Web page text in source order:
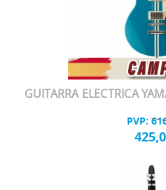
GUITARRA ELECTRICA
PVP: